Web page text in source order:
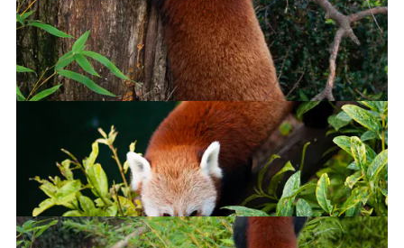
Red panda